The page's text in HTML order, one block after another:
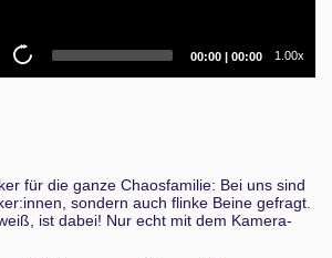
Spiritueller IT-Vertrieb
Complex: Managing a 3,500 m²
- Das Ultimative Super Quiz
gemacht: Historische Hardware
FPGAs nachbilden
Current
00:00 | Total
00:00 1.00x
für die ganze Chaosfamilie: Bei uns sind
sondern auch flinke Beine gefragt.
ist dabei! Nur echt mit dem Kamera-